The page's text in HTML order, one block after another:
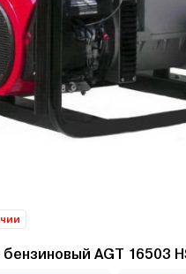
AGT 16503